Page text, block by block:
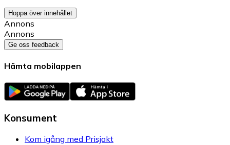
Hoppa över innehållet
Annons
Annons
Ge oss feedback
Hämta mobilappen
Konsument
Kom igång med Prisjakt